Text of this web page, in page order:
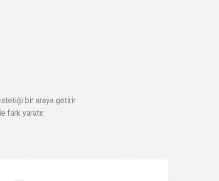
bir araya getirir.
fark yaratır.